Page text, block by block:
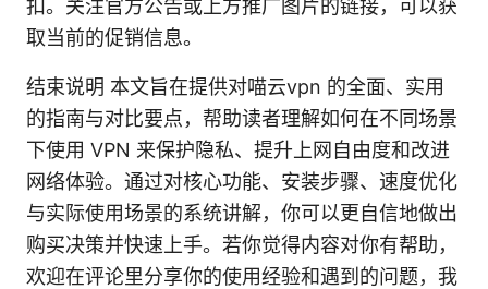
扣。关注官方公告或上方推广图片的链接，可以获
取当前的促销信息。
结束说明 本文旨在提供对喵云vpn 的全面、实用
的指南与对比要点，帮助读者理解如何在不同场景
下使用 VPN 来保护隐私、提升上网自由度和改进
网络体验。通过对核心功能、安装步骤、速度优化
与实际使用场景的系统讲解，你可以更自信地做出
购买决策并快速上手。若你觉得内容对你有帮助，
欢迎在评论里分享你的使用经验和遇到的问题，我